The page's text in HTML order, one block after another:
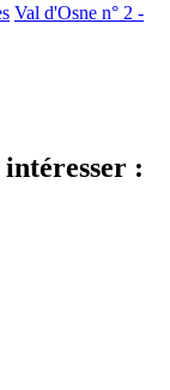
Val d'Osne n° 2 -
intéresser :